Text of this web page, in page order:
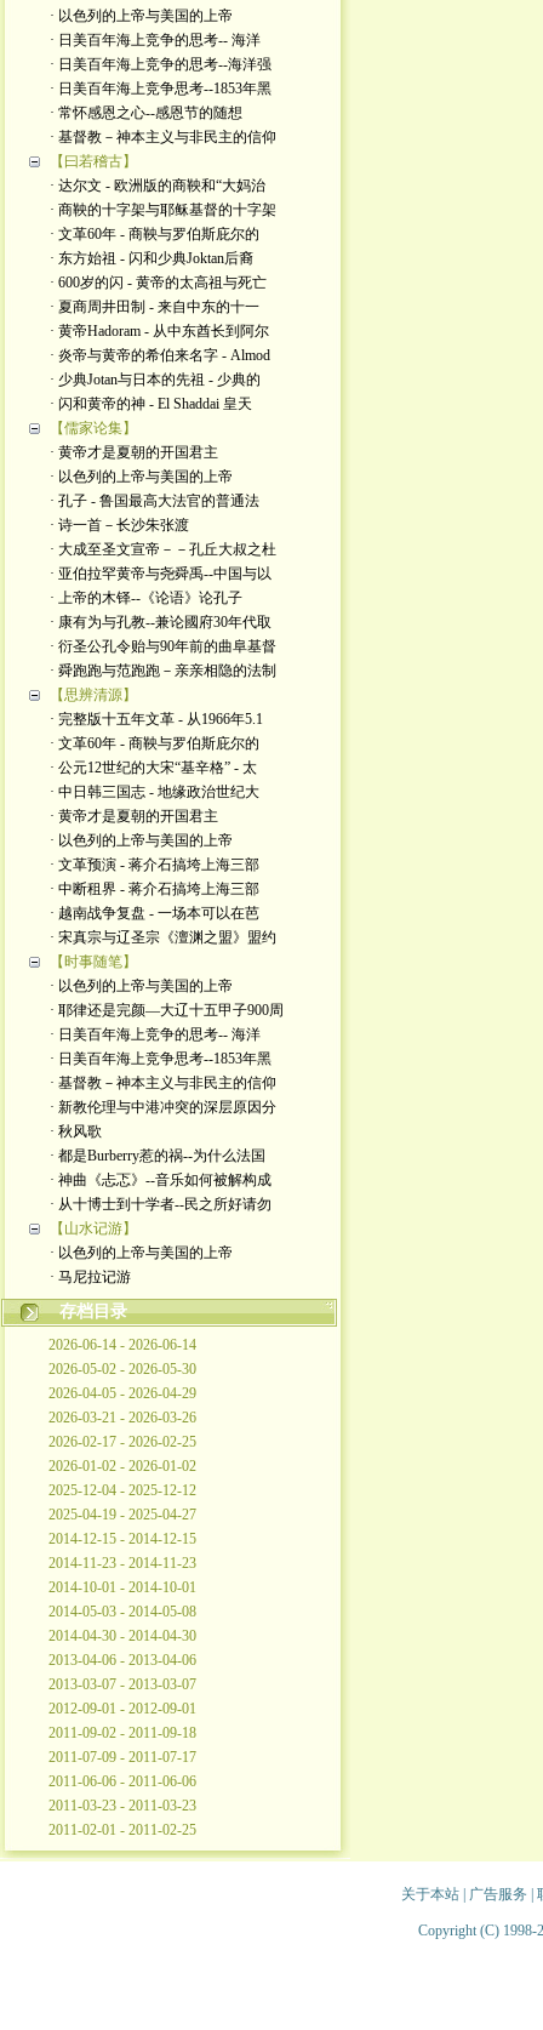
· 以色列的上帝与美国的上帝
· 日美百年海上竞争的思考-- 海洋
· 日美百年海上竞争的思考--海洋强
· 日美百年海上竞争思考--1853年黑
· 常怀感恩之心--感恩节的随想
· 基督教－神本主义与非民主的信仰
【曰若稽古】
· 达尔文 - 欧洲版的商鞅和“大妈治
· 商鞅的十字架与耶稣基督的十字架
· 文革60年 - 商鞅与罗伯斯庇尔的
· 东方始祖 - 闪和少典Joktan后裔
· 600岁的闪 - 黄帝的太高祖与死亡
· 夏商周井田制 - 来自中东的十一
· 黄帝Hadoram - 从中东酋长到阿尔
· 炎帝与黄帝的希伯来名字 - Almod
· 少典Jotan与日本的先祖 - 少典的
· 闪和黄帝的神 - El Shaddai 皇天
【儒家论集】
· 黄帝才是夏朝的开国君主
· 以色列的上帝与美国的上帝
· 孔子 - 鲁国最高大法官的普通法
· 诗一首－长沙朱张渡
· 大成至圣文宣帝－－孔丘大叔之杜
· 亚伯拉罕黄帝与尧舜禹--中国与以
· 上帝的木铎--《论语》论孔子
· 康有为与孔教--兼论國府30年代取
· 衍圣公孔令贻与90年前的曲阜基督
· 舜跑跑与范跑跑－亲亲相隐的法制
【思辨清源】
· 完整版十五年文革 - 从1966年5.1
· 文革60年 - 商鞅与罗伯斯庇尔的
· 公元12世纪的大宋“基辛格” - 太
· 中日韩三国志 - 地缘政治世纪大
· 黄帝才是夏朝的开国君主
· 以色列的上帝与美国的上帝
· 文革预演 - 蒋介石搞垮上海三部
· 中断租界 - 蒋介石搞垮上海三部
· 越南战争复盘 - 一场本可以在芭
· 宋真宗与辽圣宗《澶渊之盟》盟约
【时事随笔】
· 以色列的上帝与美国的上帝
· 耶律还是完颜—大辽十五甲子900周
· 日美百年海上竞争的思考-- 海洋
· 日美百年海上竞争思考--1853年黑
· 基督教－神本主义与非民主的信仰
· 新教伦理与中港冲突的深层原因分
· 秋风歌
· 都是Burberry惹的祸--为什么法国
· 神曲《忐忑》--音乐如何被解构成
· 从十博士到十学者--民之所好请勿
【山水记游】
· 以色列的上帝与美国的上帝
· 马尼拉记游
存档目录
2026-06-14 - 2026-06-14
2026-05-02 - 2026-05-30
2026-04-05 - 2026-04-29
2026-03-21 - 2026-03-26
2026-02-17 - 2026-02-25
2026-01-02 - 2026-01-02
2025-12-04 - 2025-12-12
2025-04-19 - 2025-04-27
2014-12-15 - 2014-12-15
2014-11-23 - 2014-11-23
2014-10-01 - 2014-10-01
2014-05-03 - 2014-05-08
2014-04-30 - 2014-04-30
2013-04-06 - 2013-04-06
2013-03-07 - 2013-03-07
2012-09-01 - 2012-09-01
2011-09-02 - 2011-09-18
2011-07-09 - 2011-07-17
2011-06-06 - 2011-06-06
2011-03-23 - 2011-03-23
2011-02-01 - 2011-02-25
关于本站| 广告服务
Copyright (C) 1998-